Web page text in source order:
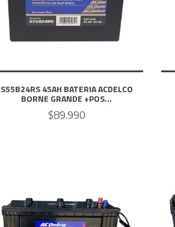
S55B24RS 45AH BATERIA ACDELCO
BORNE GRANDE +POS...
$89.990